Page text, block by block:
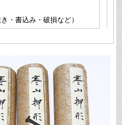
・書込み・破損など）